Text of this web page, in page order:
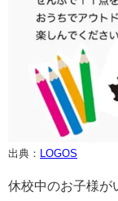
出典： LOGOS
休校中のお子様が